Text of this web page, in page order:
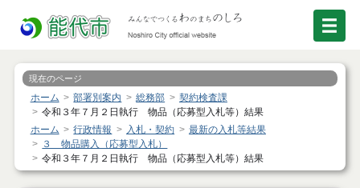
現在のページ
ホーム 部署別案内 総務部
契約検査課
令和３年７月２日執行 物品（応募型入札等）結果
ホーム
行政情報 入札・契約
最新の入札等結果
３ 物品購入（応募型入札）
令和３年７月２日執行 物品（応募型入札等）結果